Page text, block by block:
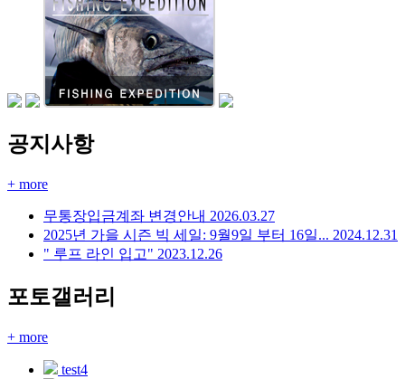
공지사항
+ more
무통장입금계좌 변경안내 2026.03.27
2025년 가을 시즌 빅 세일: 9월9일 부터 16일... 2024.12.31
" 루프 라인 입고" 2023.12.26
포토갤러리
+ more
test4